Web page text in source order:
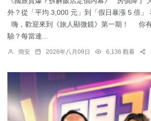
外？從「平均 3,000 元」到「假日暴漲 5 倍」
嗨，歡迎來到《旅人顯微鏡》第一期！ 你
驗？每當連...
簡安 2026年八月09日 6,136 觀看